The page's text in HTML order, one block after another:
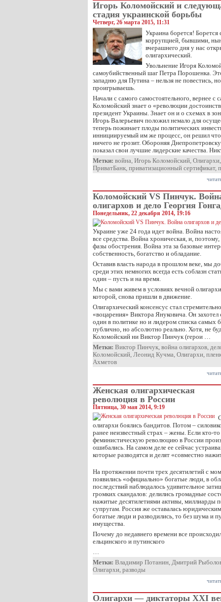
Игорь Коломойский и
стадия украинской борьбы
Четверг, 26 марта 2015, 11:31
Украина борется! Борется
коррупцией, бывшими,
вчерашнего дня у нас
олигархический.
Увольнение Игоря
самоубийственный шаг Петра Порошенка.
западню для Путина – нельзя не повестись,
проигрываешь.
Начали с самого самостоятельного, вернее с
Коломойский знает о «революции
президент Украины. Знает он и о схемах в
Игорь Валерьевич положил немало для
теперь пожинает плоды политических
иннициируемый им же процесс, он решил
ничего не грозит. Обороняя
показал свои лучшие лидерские качества.
Метки: война, Игорь Коломойский, Олигархи
ПриватБанк, приватизационный сертификат,
Коломойский VS Пинчук.
олигархов и дело Георгия
Понедельник, 22 декабря 2014, 19:16
Украине уже 24 года идет война. Война
все средства. Война хроническая, и,
фазы обострения. Война эта за базовые
собственность, богатство и обладание.
Оставив власть народа в прошлом веке, мы
среди этих немногих всегда есть соблазн
один – пусть и на время.
Мы с вами живем в условиях вечной
которой, снова пришли в движение.
Олигархический консенсус стал
«воцарения» Виктора Януковича. Он захотел
один в политике но и лидером списка самых
публично, но абсолютно реально. Хотя, не
Коломойский ни Виктор Пинчук (герои …
Метки: Виктор Пинчук, война олигархов,
Коломойский, Леонид Кучма, Олигархи,
Ахметов
Женская олигархическая
революция в России
Пятница, 30 мая 2014, 9:19
олигархи боялись бандитов. Потом –
ранее неизвестный страх – жены. Если кто-
феминистическую революцию в России
ошибались. На самом деле ее сейчас
которые разводятся и делят «совместно
На протяжении почти трех десятилетий с
появились «официально» богатые люди, в
последствий наблюдалось удивительное
громких скандалов: делились громадные
нажитые десятилетиями активы, миллиарды
супругам. Россия же оставалась
богатые люди и разводились, то без шума и
имущества.
Почему до недавнего времени все
ельцинского и путинского
…
Метки: Владимир Потанин, Дмитрий
Олигархи, разводы
Олигархи — диктаторы XXI